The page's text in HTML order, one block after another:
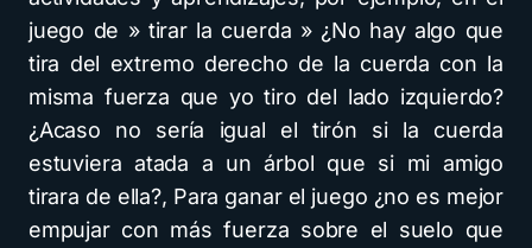
juego de » tirar la cuerda » ¿No hay algo que
tira del extremo derecho de la cuerda con la
misma fuerza que yo tiro del lado izquierdo?
¿Acaso no sería igual el tirón si la cuerda
estuviera atada a un árbol que si mi amigo
tirara de ella?, Para ganar el juego ¿no es mejor
empujar con más fuerza sobre el suelo que